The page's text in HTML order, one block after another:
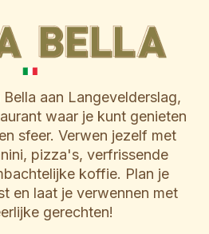
aan Langevelderslag,
waar je kunt genieten
sfeer. Verwen jezelf met
pizza's, verfrissende
koffie. Plan je
en laat je verwennen met
gerechten!